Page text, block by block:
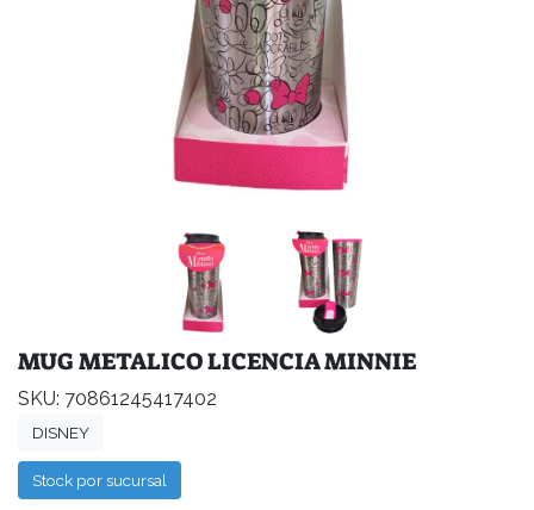
MUG METALICO LICENCIA MINNIE
SKU: 70861245417402
DISNEY
Stock por sucursal